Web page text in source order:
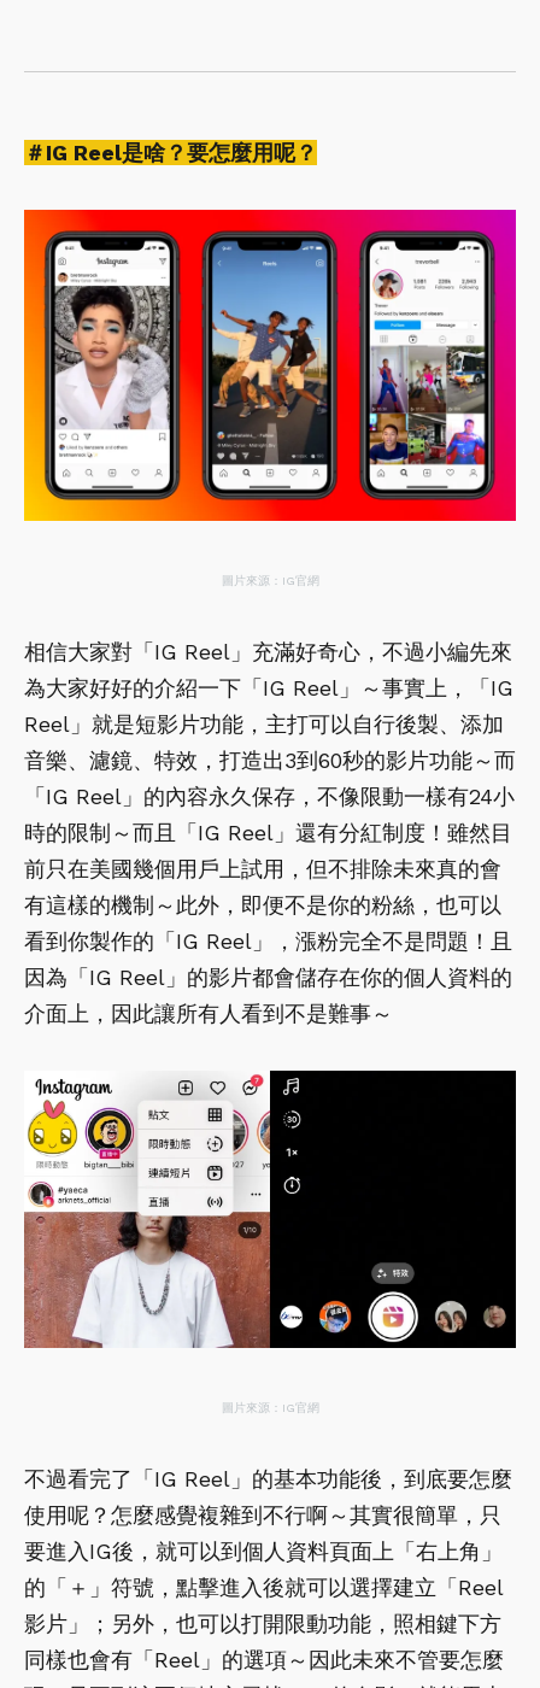
＃IG Reel是啥？要怎麼用呢？
圖片來源：IG官網
相信大家對「IG Reel」充滿好奇心，不過小編先來
為大家好好的介紹一下「IG Reel」～事實上，「IG
Reel」就是短影片功能，主打可以自行後製、添加
音樂、濾鏡、特效，打造出3到60秒的影片功能～而
「IG Reel」的內容永久保存，不像限動一樣有24小
時的限制～而且「IG Reel」還有分紅制度！雖然目
前只在美國幾個用戶上試用，但不排除未來真的會
有這樣的機制～此外，即便不是你的粉絲，也可以
看到你製作的「IG Reel」，漲粉完全不是問題！且
因為「IG Reel」的影片都會儲存在你的個人資料的
介面上，因此讓所有人看到不是難事～
圖片來源：IG官網
不過看完了「IG Reel」的基本功能後，到底要怎麼
使用呢？怎麼感覺複雜到不行啊～其實很簡單，只
要進入IG後，就可以到個人資料頁面上「右上角」
的「＋」符號，點擊進入後就可以選擇建立「Reel
影片」；另外，也可以打開限動功能，照相鍵下方
同樣也會有「Reel」的選項～因此未來不管要怎麼